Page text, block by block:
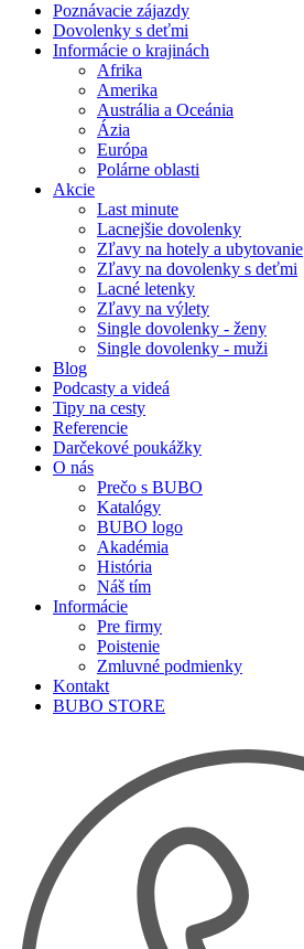
Poznávacie zájazdy
Dovolenky s deťmi
Informácie o krajinách
Afrika
Amerika
Austrália a Oceánia
Ázia
Európa
Polárne oblasti
Akcie
Last minute
Lacnejšie dovolenky
Zľavy na hotely a ubytovanie
Zľavy na dovolenky s deťmi
Lacné letenky
Zľavy na výlety
Single dovolenky - ženy
Single dovolenky - muži
Blog
Podcasty a videá
Tipy na cesty
Referencie
Darčekové poukážky
O nás
Prečo s BUBO
Katalógy
BUBO logo
Akadémia
História
Náš tím
Informácie
Pre firmy
Poistenie
Zmluvné podmienky
Kontakt
BUBO STORE